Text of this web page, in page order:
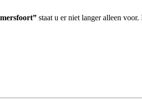
staat u er niet langer alleen